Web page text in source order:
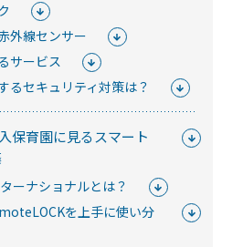
外線センサー
サービス
るセキュリティ対策は？
保育園に見るスマート
ーナショナルとは？
を上手に使い分
機種の選び方動画
すすめの記事
説！防水・防錆について知ってお
と
】スマートロック解説 今年度こ